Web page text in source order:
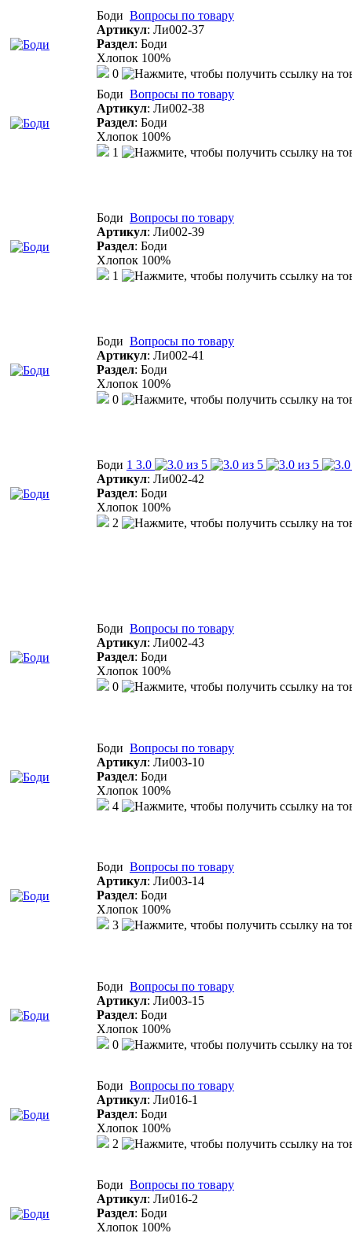
Боди Вопросы по товару
Артикул: Ли002-37
Раздел: Боди
Хлопок 100%
0
Боди Вопросы по товару
Артикул: Ли002-38
Раздел: Боди
Хлопок 100%
1
Боди Вопросы по товару
Артикул: Ли002-39
Раздел: Боди
Хлопок 100%
1
Боди Вопросы по товару
Артикул: Ли002-41
Раздел: Боди
Хлопок 100%
0
Боди 1 3.0
Артикул: Ли002-42
Раздел: Боди
Хлопок 100%
2
Боди Вопросы по товару
Артикул: Ли002-43
Раздел: Боди
Хлопок 100%
0
Боди Вопросы по товару
Артикул: Ли003-10
Раздел: Боди
Хлопок 100%
4
Боди Вопросы по товару
Артикул: Ли003-14
Раздел: Боди
Хлопок 100%
3
Боди Вопросы по товару
Артикул: Ли003-15
Раздел: Боди
Хлопок 100%
0
Боди Вопросы по товару
Артикул: Ли016-1
Раздел: Боди
Хлопок 100%
2
Боди Вопросы по товару
Артикул: Ли016-2
Раздел: Боди
Хлопок 100%